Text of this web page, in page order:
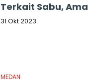
Terkait Sabu,
31 Okt 2023
MEDAN